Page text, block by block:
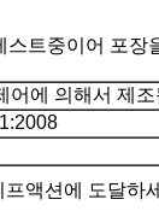
트중이어 포
어에 의해서 제
프액션에 도달하